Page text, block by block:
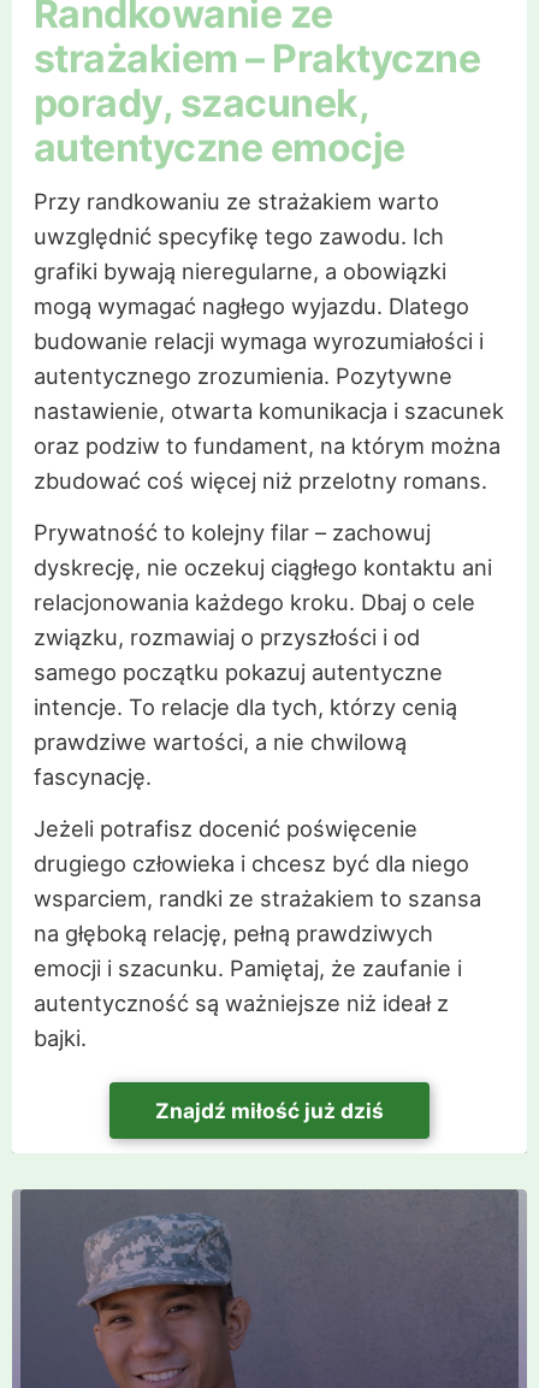
Randkowanie ze
strażakiem – Praktyczne
porady, szacunek,
autentyczne emocje
Przy randkowaniu ze strażakiem warto
uwzględnić specyfikę tego zawodu. Ich
grafiki bywają nieregularne, a obowiązki
mogą wymagać nagłego wyjazdu. Dlatego
budowanie relacji wymaga wyrozumiałości i
autentycznego zrozumienia. Pozytywne
nastawienie, otwarta komunikacja i szacunek
oraz podziw to fundament, na którym można
zbudować coś więcej niż przelotny romans.
Prywatność to kolejny filar – zachowuj
dyskrecję, nie oczekuj ciągłego kontaktu ani
relacjonowania każdego kroku. Dbaj o cele
związku, rozmawiaj o przyszłości i od
samego początku pokazuj autentyczne
intencje. To relacje dla tych, którzy cenią
prawdziwe wartości, a nie chwilową
fascynację.
Jeżeli potrafisz docenić poświęcenie
drugiego człowieka i chcesz być dla niego
wsparciem, randki ze strażakiem to szansa
na głęboką relację, pełną prawdziwych
emocji i szacunku. Pamiętaj, że zaufanie i
autentyczność są ważniejsze niż ideał z
bajki.
Znajdź miłość już dziś